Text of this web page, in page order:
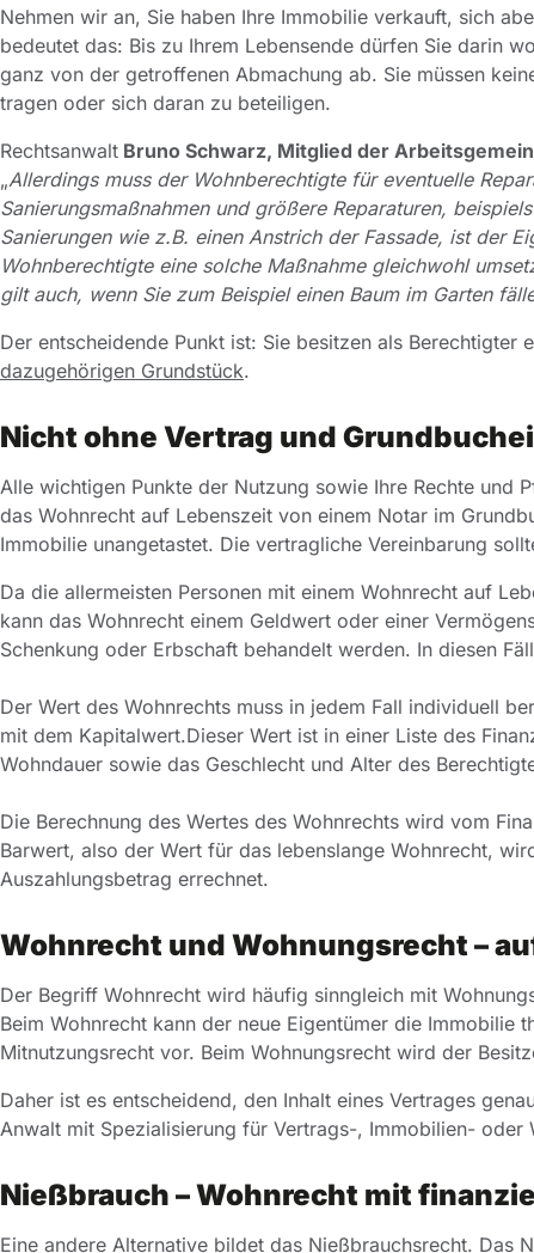
Nehmen wir an, Sie haben Ihre Immobilie verkauft, sich
bedeutet das: Bis zu Ihrem Lebensende dürfen Sie darin
ganz von der getroffenen Abmachung ab. Sie müssen
tragen oder sich daran zu beteiligen.
Rechtsanwalt Bruno Schwarz, Mitglied der
„Allerdings muss der Wohnberechtigte für eventuelle
Sanierungsmaßnahmen und größere Reparaturen,
Sanierungen wie z.B. einen Anstrich der Fassade, ist der
Wohnberechtigte eine solche Maßnahme gleichwohl
gilt auch, wenn Sie zum Beispiel einen Baum im Garten
Der entscheidende Punkt ist: Sie besitzen als Berechtigter
dazugehörigen Grundstück.
Nicht ohne Vertrag und
Alle wichtigen Punkte der Nutzung sowie Ihre Rechte und
das Wohnrecht auf Lebenszeit von einem Notar im
Immobilie unangetastet. Die vertragliche Vereinbarung
Da die allermeisten Personen mit einem Wohnrecht auf
kann das Wohnrecht einem Geldwert oder einer
Schenkung oder Erbschaft behandelt werden. In diesen
‌Der Wert des Wohnrechts muss in jedem Fall individuell
mit dem Kapitalwert.Dieser Wert ist in einer Liste des
Wohndauer sowie das Geschlecht und Alter des
‌Die Berechnung des Wertes des Wohnrechts wird vom
Barwert, also der Wert für das lebenslange Wohnrecht,
Auszahlungsbetrag errechnet.
Wohnrecht und Wohnungsrecht –
Der Begriff Wohnrecht wird häufig sinngleich mit
Beim Wohnrecht kann der neue Eigentümer die
Mitnutzungsrecht vor. Beim Wohnungsrecht wird der
Daher ist es entscheidend, den Inhalt eines Vertrages
Anwalt mit Spezialisierung für Vertrags-, Immobilien- oder
Nießbrauch – Wohnrecht mit
Eine andere Alternative bildet das Nießbrauchsrecht. Das